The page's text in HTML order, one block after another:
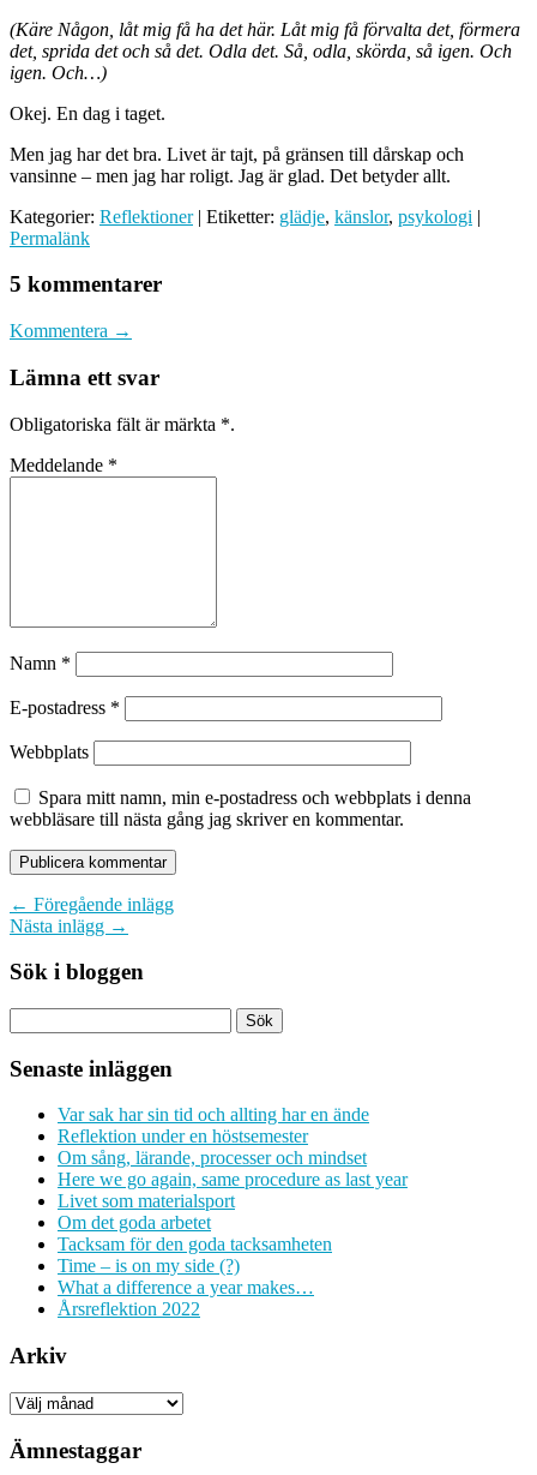
(Käre Någon, låt mig få ha det här. Låt mig få förvalta det, förmera
det, sprida det och så det. Odla det. Så, odla, skörda, så igen. Och
igen. Och…)
Okej. En dag i taget.
Men jag har det bra. Livet är tajt, på gränsen till dårskap och
vansinne – men jag har roligt. Jag är glad. Det betyder allt.
Kategorier: Reflektioner| Etiketter: glädje, känslor, psykologi |
Permalänk
5 kommentarer
Kommentera →
Lämna ett svar
Obligatoriska fält är märkta *.
Meddelande *
Namn *
E-postadress *
Webbplats
Spara mitt namn, min e-postadress och webbplats i denna
webbläsare till nästa gång jag skriver en kommentar.
← Föregående inlägg
Nästa inlägg →
Sök i bloggen
Senaste inläggen
Var sak har sin tid och allting har en ände
Reflektion under en höstsemester
Om sång, lärande, processer och mindset
Here we go again, same procedure as last year
Livet som materialsport
Om det goda arbetet
Tacksam för den goda tacksamheten
Time – is on my side (?)
What a difference a year makes…
Årsreflektion 2022
Arkiv
Arkiv
Ämnestaggar